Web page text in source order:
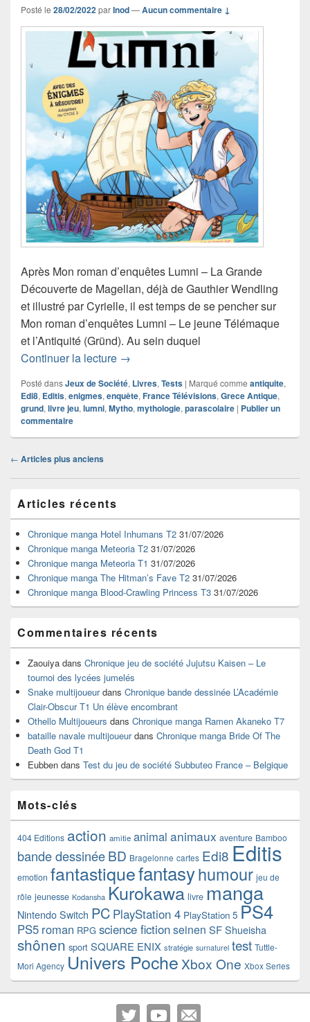
Posté le 28/02/2022parInod—Aucun commentaire ↓
Après Mon roman d’enquêtes Lumni – La Grande
Découverte de Magellan, déjà de Gauthier Wendling
et illustré par Cyrielle, il est temps de se pencher sur
Mon roman d’enquêtes Lumni – Le jeune Télémaque
et l’Antiquité (Gründ). Au sein duquel
Continuer la lecture Chronique Mon roman d’enquêtes
→
Posté dansJeux de Société, Livres, Tests | Marqué comme antiquite,
Edi8, Editis, enigmes, enquête, France Télévisions, Grece Antique,
grund, livre jeu, lumni, Mytho, mythologie, parascolaire | Publier un
commentaire
Navigation
articles
← Articles plus anciens
principale
de
widget
pour
barre
latérale
Articles récents
Chronique manga Hotel Inhumans T2 31/07/2026
Chronique manga Meteoria T2 31/07/2026
Chronique manga Meteoria T1 31/07/2026
Chronique manga The Hitman’s Fave T2 31/07/2026
Chronique manga Blood-Crawling Princess T3 31/07/2026
Commentaires récents
Zaouiya dans Chronique jeu de société Jujutsu Kaisen – Le
tournoi des lycées jumelés
Snake multijoueurdans Chronique bande dessinée L’Académie
Clair-Obscur T1 Un élève encombrant
Othello Multijoueurs dans Chronique manga Ramen Akaneko T7
bataille navale multijoueurdans Chronique manga Bride Of The
Death God T1
Eubben dans Test du jeu de société Subbuteo France – Belgique
Mots-clés
404 Editions action amitie animal animaux aventure Bamboo
bande dessinéeBD Bragelonne cartes Edi8 Editis
emotion fantastiquefantasyhumour jeu de
rôle jeunesse Kodansha Kurokawa livre manga
Nintendo Switch PC PlayStation 4 PlayStation 5 PS4
PS5 roman RPG science fictionseinen SF Shueisha
shônen sport SQUARE ENIX stratégie surnaturel test Tuttle-
Mori Agency Univers Poche Xbox One Xbox Series